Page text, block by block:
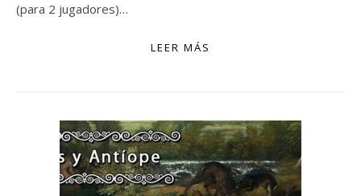
(para 2 jugadores)…
LEER MÁS